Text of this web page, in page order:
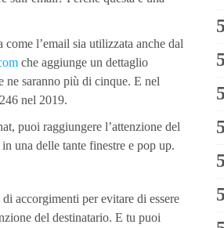
come l’email sia utilizzata anche dal
che aggiunge un dettaglio
ne saranno più di cinque. E nel
nel 2019.
puoi raggiungere l’attenzione del
in una delle tante finestre e pop up.
accorgimenti per evitare di essere
del destinatario. E tu puoi